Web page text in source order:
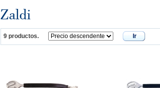
Zaldi
9 productos. Ir